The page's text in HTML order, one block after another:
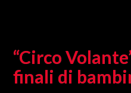
“Circo
finali di